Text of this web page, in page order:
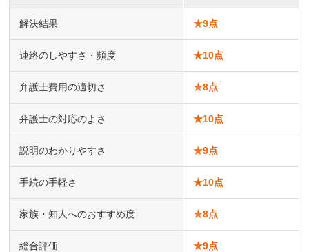
解決結果 ★9点
連絡のしやすさ・頻度 ★10点
弁護士費用の適切さ ★8点
弁護士の対応のよさ ★10点
説明のわかりやすさ ★9点
手続の手軽さ ★10点
家族・知人へのおすすめ度 ★8点
総合評価 ★9点